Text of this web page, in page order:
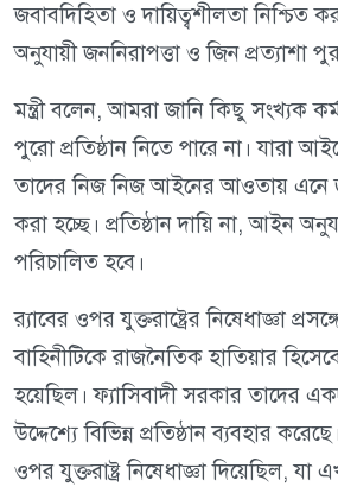
জবাবদিহিতা ও দায়িত্বশীলতা নিশ্চিত
অনুযায়ী জননিরাপত্তা ও জিন প্রত্যাশা
মন্ত্রী বলেন, আমরা জানি কিছু সংখ্যক
পুরো প্রতিষ্ঠান নিতে পারে না। যারা
তাদের নিজ নিজ আইনের আওতায় এনে
করা হচ্ছে। প্রতিষ্ঠান দায়ি না, আইন
পরিচালিত হবে।
র‍্যাবের ওপর যুক্তরাষ্ট্রের নিষেধাজ্ঞা
বাহিনীটিকে রাজনৈতিক হাতিয়ার
হয়েছিল। ফ্যাসিবাদী সরকার তাদের
উদ্দেশ্যে বিভিন্ন প্রতিষ্ঠান ব্যবহার
ওপর যুক্তরাষ্ট্র নিষেধাজ্ঞা দিয়েছিল, যা